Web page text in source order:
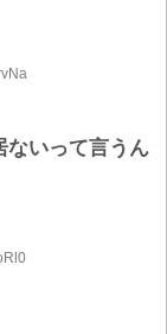
ないって言うん